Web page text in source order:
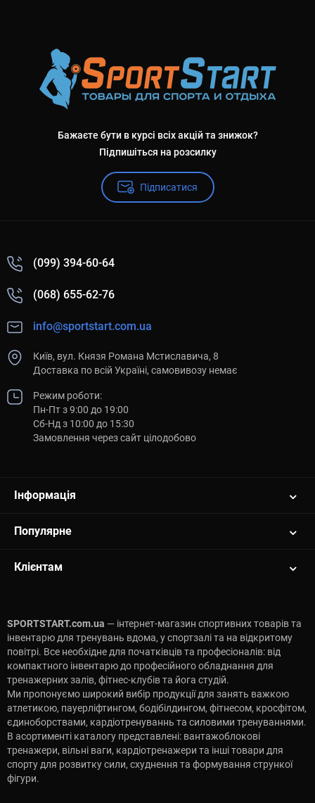
Бажаєте бути в курсі всіх акцій та знижок?
Підпишіться на розсилку
Підписатися
(099) 394-60-64
(068) 655-62-76
info@sportstart.com.ua
Київ, вул. Князя Романа Мстиславича, 8
Доставка по всій Україні, самовивозу немає
Режим роботи:
Пн-Пт з 9:00 до 19:00
Сб-Нд з 10:00 до 15:30
Замовлення через сайт цілодобово
Інформація
Популярне
Клієнтам
SPORTSTART.com.ua — інтернет-магазин спортивних товарів та
інвентарю для тренувань вдома, у спортзалі та на відкритому
повітрі. Все необхідне для початківців та професіоналів: від
компактного інвентарю до професійного обладнання для
тренажерних залів, фітнес-клубів та йога студій.
Ми пропонуємо широкий вибір продукції для занять важкою
атлетикою, пауерліфтингом, бодібілдингом, фітнесом, кросфітом,
єдиноборствами, кардіотренуваннь та силовими тренуваннями.
В асортименті каталогу представлені: вантажоблокові
тренажери, вільні ваги, кардіотренажери та інші товари для
спорту для розвитку сили, схуднення та формування стрункої
фігури.